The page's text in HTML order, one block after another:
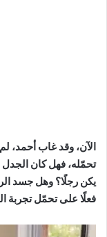
الآن، وقد غاب
تحمّله، فهل كان
يكن رجلًا؟ وهل جسد
فعلًا على تحمّل تجربة